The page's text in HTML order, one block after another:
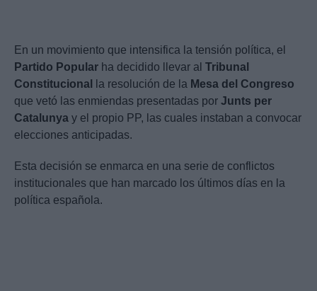
En un movimiento que intensifica la tensión política, el
Partido Popular ha decidido llevar al Tribunal
Constitucional
la resolución de la Mesa del Congreso
que vetó las enmiendas presentadas por Junts per
Catalunya y el propio PP, las cuales instaban a convocar
elecciones anticipadas.
Esta decisión se enmarca en una serie de conflictos
institucionales que han marcado los últimos días en la
política española.